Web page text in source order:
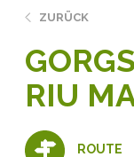
ZURÜCK
RIU
ROUTE